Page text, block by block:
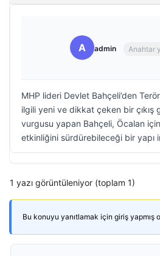
A admin Anahtar
MHP lideri Devlet Bahçeli’den
ilgili yeni ve dikkat çeken bir çıkış
vurgusu yapan Bahçeli, Öcalan
etkinliğini sürdürebileceği bir yapı
1 yazı görüntüleniyor (toplam 1)
Bu konuyu yanıtlamak için giriş yapmış